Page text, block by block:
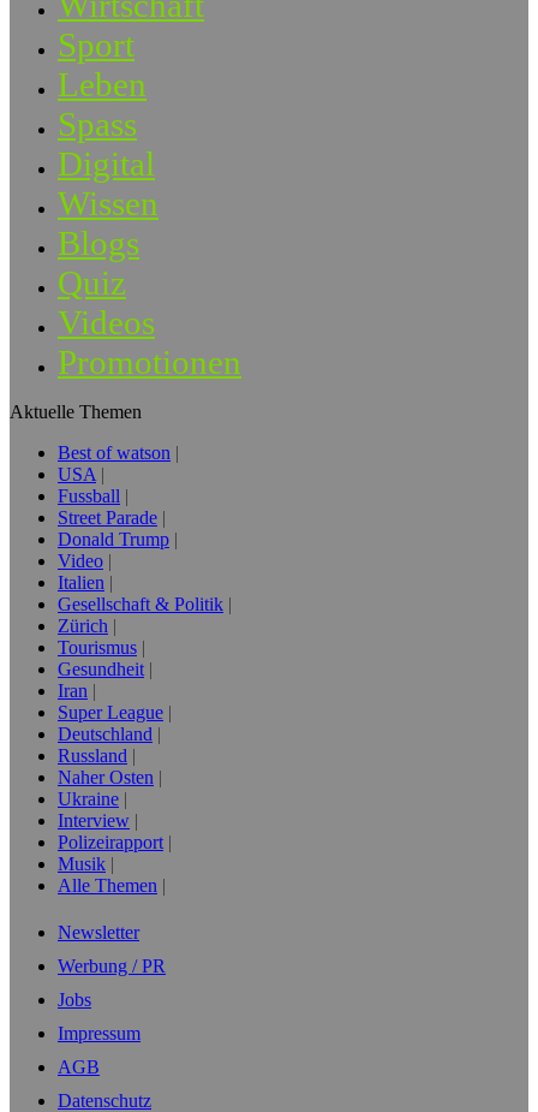
Sport
Leben
Spass
Digital
Wissen
Blogs
Quiz
Videos
Promotionen
Aktuelle Themen
Best of watson
USA
Fussball
Street Parade
Donald Trump
Video
Italien
Gesellschaft & Politik
Zürich
Tourismus
Gesundheit
Iran
Super League
Deutschland
Russland
Naher Osten
Ukraine
Interview
Polizeirapport
Musik
Alle Themen
Newsletter
Werbung / PR
Jobs
Impressum
AGB
Datenschutz